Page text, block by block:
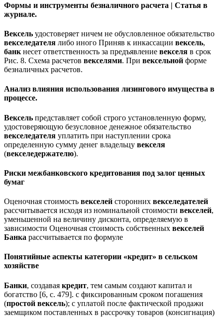
Формы и инструменты безналичного расчета | Статья в
журнале.
Вексель удостоверяет ничем не обусловленное обязательство
векселедателя либо иного Приняв к инкассации вексель,
банк несет ответственность за предъявление векселя в срок
Рис. 8. Схема расчетов векселями. При вексельной форме
безналичных расчетов.
Анализ влияния использования лизингового имущества в
процессе.
Вексель представляет собой строго установленную форму,
удостоверяющую безусловное денежное обязательство
векселедателя уплатить при наступлении срока
определенную сумму денег владельцу векселя
(векселедержателю).
Риски межбанковского кредитования под залог ценных
бумаг
Оценочная стоимость векселей сторонних векселедателей
рассчитывается исходя из номинальной стоимости векселей,
уменьшенной на величину дисконта, определяемую в
зависимости Оценочная стоимость собственных векселей
Банка рассчитывается по формуле
Понятийные аспекты категории «кредит» в сельском
хозяйстве
Банки, создавая кредит, тем самым создают капитал и
богатство [6, с. 479]. с фиксированным сроком погашения
(простой вексель); с уплатой после фактической продажи
заемщиком поставленных в рассрочку товаров (консигнация)